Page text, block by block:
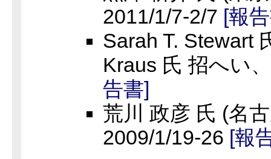
2011/1/7-2/7 [報
Sarah T. Stewart
Kraus 氏 招へい
告書]
荒川 政彦 氏 (名
2009/1/19-26 [報